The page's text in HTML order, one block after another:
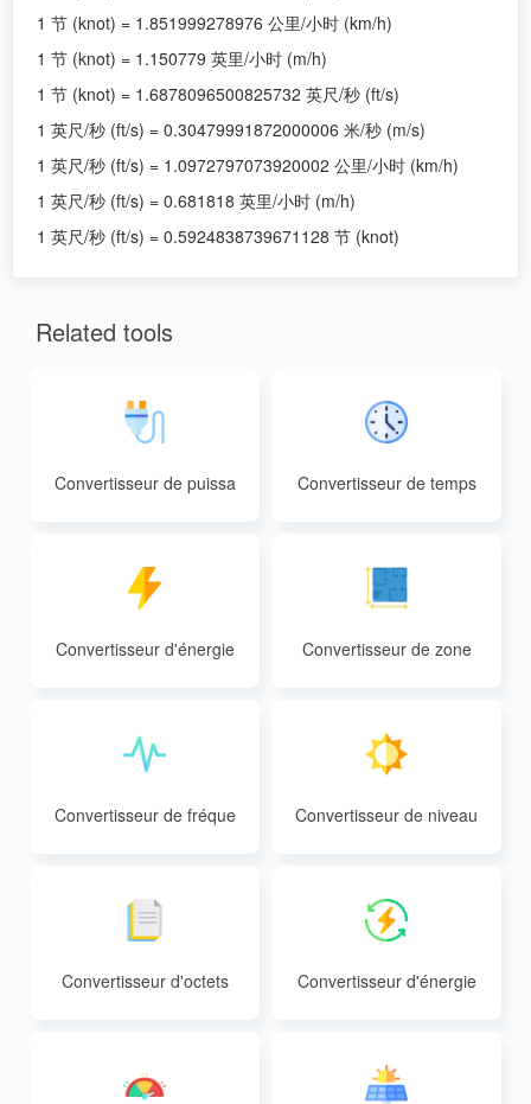
1 节 (knot) = 1.851999278976 公里/小时 (km/h)
1 节 (knot) = 1.150779 英里/小时 (m/h)
1 节 (knot) = 1.6878096500825732 英尺/秒 (ft/s)
1 英尺/秒 (ft/s) = 0.30479991872000006 米/秒 (m/s)
1 英尺/秒 (ft/s) = 1.0972797073920002 公里/小时 (km/h)
1 英尺/秒 (ft/s) = 0.681818 英里/小时 (m/h)
1 英尺/秒 (ft/s) = 0.5924838739671128 节 (knot)
Related tools
Convertisseur de puissa
Convertisseur de temps
Convertisseur d'énergie Convertisseur de zone
Convertisseur de fréque
Convertisseur de niveau
Convertisseur d'octets
Convertisseur d'énergie